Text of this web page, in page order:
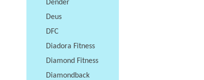
Dender
Deus
DFC
Diadora Fitness
Diamond Fitness
Diamondback